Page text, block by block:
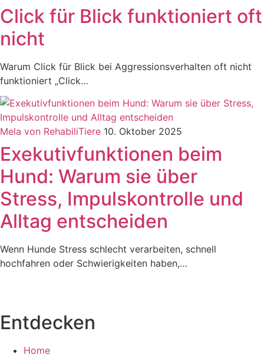
Click für Blick funktioniert oft
nicht
Warum Click für Blick bei Aggressionsverhalten oft nicht
funktioniert „Click…
Mela von RehabiliTiere 10. Oktober 2025
Exekutivfunktionen beim
Hund: Warum sie über
Stress, Impulskontrolle und
Alltag entscheiden
Wenn Hunde Stress schlecht verarbeiten, schnell
hochfahren oder Schwierigkeiten haben,…
Entdecken
Home